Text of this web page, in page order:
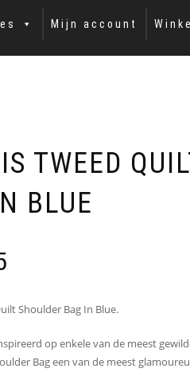
Mijn account
TWEED
BLUE
Shoulder Bag In Blue.
op enkele van de meest
Bag een van de meest